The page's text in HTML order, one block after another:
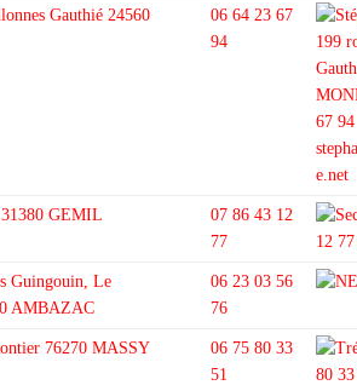
Gauthié 24560
06 64 23 67
94
31380 GEMIL
07 86 43 12
77
Guingouin, Le
AMBAZAC
06 23 03 56
76
76270 MASSY
06 75 80 33
51